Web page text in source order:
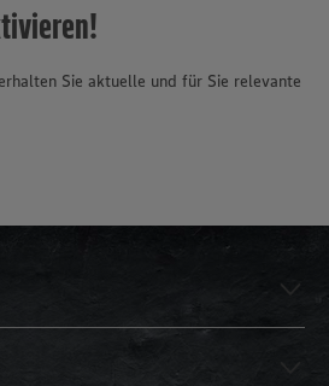
Sie aktuelle und für Sie relevante